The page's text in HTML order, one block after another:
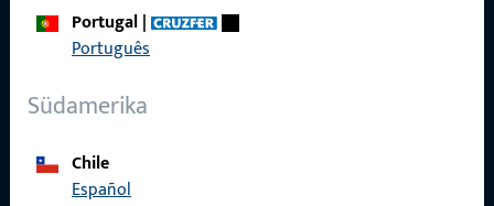
Portugal|
Português
Südamerika
Chile
Español
Produkte